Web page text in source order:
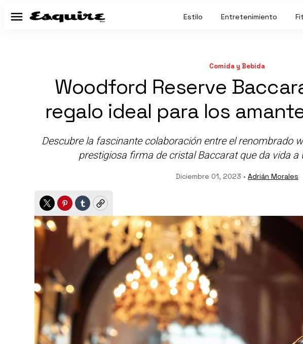
Menú Estilo Entretenimiento
Comida y Bebida
Woodford Reserve
regalo ideal para los
Descubre la fascinante colaboración entre el renombrado
prestigiosa firma de cristal Baccarat que da vida a
Diciembre 01, 2023 • Adrián Morales
TwitterPinterest
TumblrCopy